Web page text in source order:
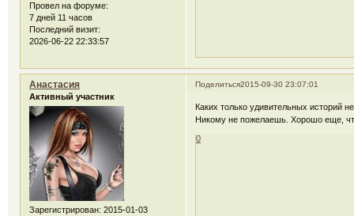
Провел на форуме:
7 дней 11 часов
Последний визит:
2026-06-22 22:33:57
Поделиться2015-09-30 23:07:01
Анастасия
Активный участник
Зарегистрирован: 2015-01-03
Каких только удивительных историй
Никому не пожелаешь. Хорошо еще,
0